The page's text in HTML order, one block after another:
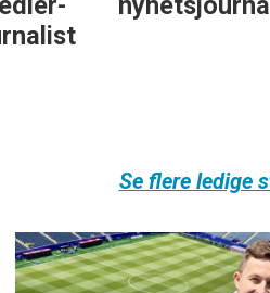
Se flere ledige